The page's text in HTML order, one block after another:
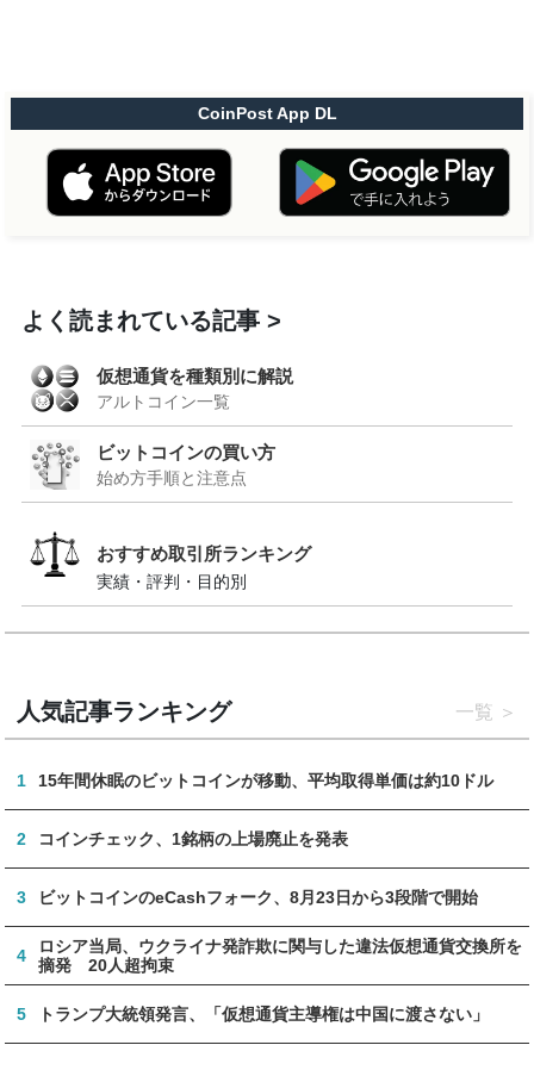
CoinPost App DL
よく読まれている記事
仮想通貨を種類別に解説
アルトコイン一覧
ビットコインの買い方
始め方手順と注意点
おすすめ取引所ランキング
実績・評判・目的別
人気記事ランキング 一覧
1 15年間休眠のビットコインが移動、平均取得単価は約10ドル
2 コインチェック、1銘柄の上場廃止を発表
3 ビットコインのeCashフォーク、8月23日から3段階で開始
4
ロシア当局、ウクライナ発詐欺に関与した違法仮想通貨交換所を
摘発 20人超拘束
5 トランプ大統領発言、「仮想通貨主導権は中国に渡さない」